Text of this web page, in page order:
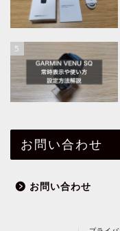
5
お問い合わせ
お問い合わせ